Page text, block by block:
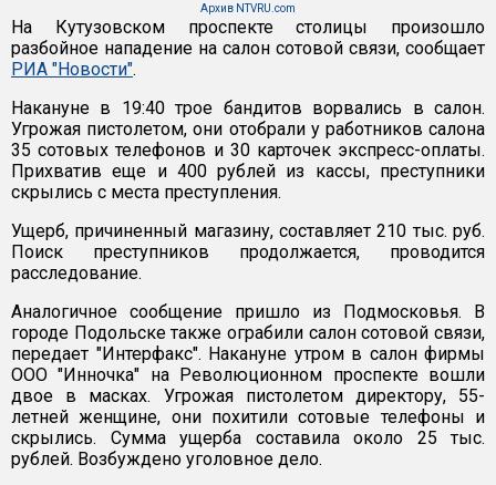
Архив NTVRU.com
На Кутузовском проспекте столицы произошло
разбойное нападение на салон сотовой связи, сообщает
РИА "Новости".
Накануне в 19:40 трое бандитов ворвались в салон.
Угрожая пистолетом, они отобрали у работников салона
35 сотовых телефонов и 30 карточек экспресс-оплаты.
Прихватив еще и 400 рублей из кассы, преступники
скрылись с места преступления.
Ущерб, причиненный магазину, составляет 210 тыс. руб.
Поиск преступников продолжается, проводится
расследование.
Аналогичное сообщение пришло из Подмосковья. В
городе Подольске также ограбили салон сотовой связи,
передает "Интерфакс". Накануне утром в салон фирмы
ООО "Инночка" на Революционном проспекте вошли
двое в масках. Угрожая пистолетом директору, 55-
летней женщине, они похитили сотовые телефоны и
скрылись. Сумма ущерба составила около 25 тыс.
рублей. Возбуждено уголовное дело.